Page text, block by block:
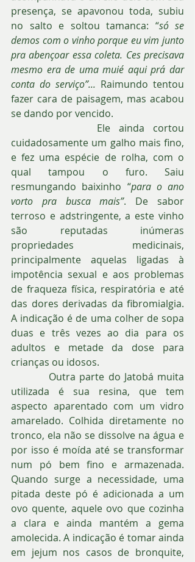
presença, se apavonou toda, subiu
no salto e soltou tamanca: “só se
demos com o vinho porque eu vim junto
pra abençoar essa coleta. Ces precisava
mesmo era de uma muié aqui prá dar
conta do serviço”... Raimundo tentou
fazer cara de paisagem, mas acabou
se dando por vencido.
cuidadosamente um galho mais fino,
e fez uma espécie de rolha, com o
qual tampou o furo. Saiu
resmungando baixinho “para o ano
vorto pra busca mais”. De sabor
terroso e adstringente, a este vinho
são reputadas inúmeras
propriedades medicinais,
principalmente aquelas ligadas à
impotência sexual e aos problemas
de fraqueza física, respiratória e até
das dores derivadas da fibromialgia.
A indicação é de uma colher de sopa
duas e três vezes ao dia para os
adultos e metade da dose para
crianças ou idosos.
utilizada é sua resina, que tem
aspecto aparentado com um vidro
amarelado. Colhida diretamente no
tronco, ela não se dissolve na água e
por isso é moída até se transformar
num pó bem fino e armazenada.
Quando surge a necessidade, uma
pitada deste pó é adicionada a um
ovo quente, aquele ovo que cozinha
a clara e ainda mantém a gema
amolecida. A indicação é tomar ainda
em jejum nos casos de bronquite,